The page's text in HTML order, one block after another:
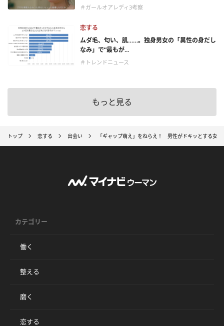
＃ガールオアレディ3考察
恋する
ムダ毛、匂い、肌……。独身男女の「異性の身だし
なみ」で“最もが...
＃トレンドニュース
もっと見る
トップ 恋する 出会い 「ギャップ萌え」をねらえ！ 男性がドキッとする女
カテゴリー
働く
整える
磨く
恋する